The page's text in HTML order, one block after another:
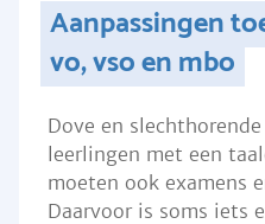
Aanpassingen
vo, vso en mbo
Dove en
leerlingen met een
moeten ook examens
Daarvoor is soms iets